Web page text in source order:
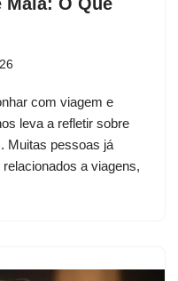
com viagem e
leva a refletir sobre
Muitas pessoas já
a viagens,